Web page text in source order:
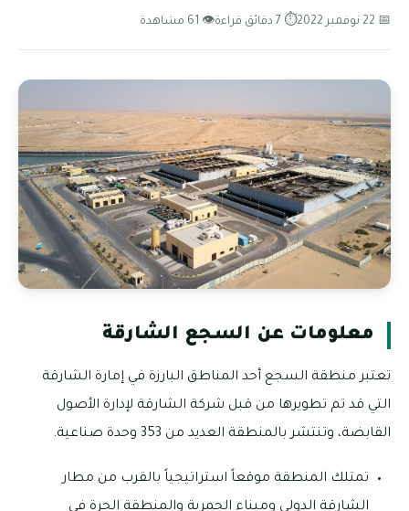
📅 22 نوفمبر 2022 ⏱ 7 دقائق قراءة 👁 61 مشاهدة
معلومات عن السجع الشارقة
تعتبر منطقة السجع أحد المناطق البارزة في إمارة الشارقة
التي قد تم تطويرها من قبل شركة الشارقة لإدارة الأصول
القابضة، وتنتشر بالمنطقة العديد من 353 وحدة صناعية.
تمتلك المنطقة موقعاً استراتيجياً بالقرب من مطار
الشارقة الدولي وميناء الحمرية والمنطقة الحرة في